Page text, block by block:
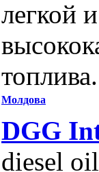
легкой
топлива.
Молдова
DGG
diesel oil